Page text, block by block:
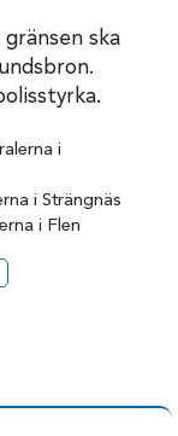
ska
i
i Strängnäs
i Flen